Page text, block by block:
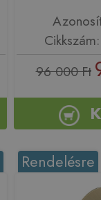
96 000 Ft
Rendelésre